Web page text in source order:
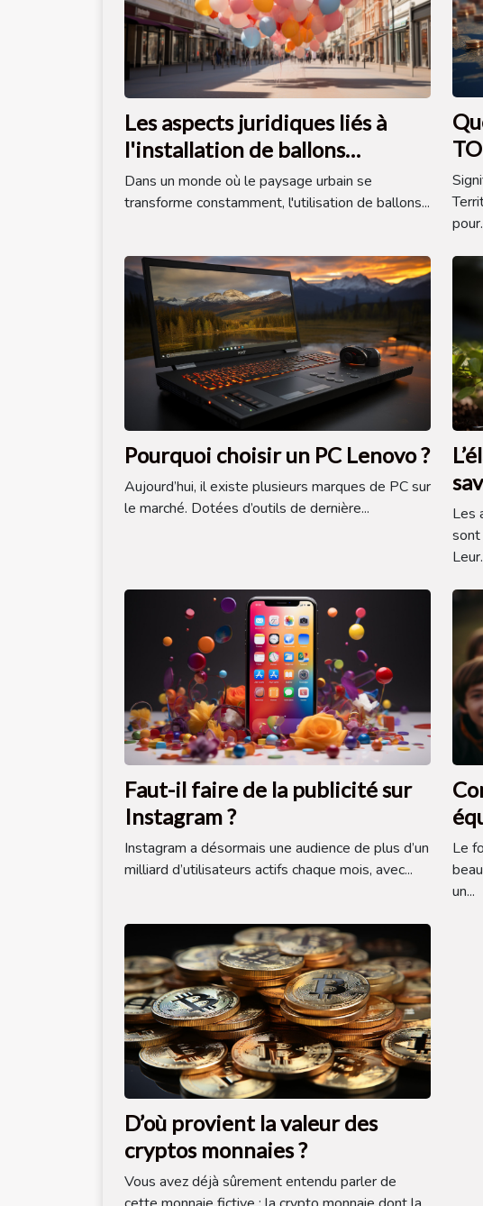
Les aspects juridiques liés à
l'installation de ballons
publicitaires dans l'espace
public
Dans un monde où le paysage urbain se
transforme constamment, l'utilisation de ballons...
Pourquoi choisir un PC Lenovo ?
Aujourd’hui, il existe plusieurs marques de PC sur
le marché. Dotées d’outils de dernière...
Les
sont
Faut-il faire de la publicité sur
Instagram ?
Instagram a désormais une audience de plus d’un
milliard d’utilisateurs actifs chaque mois, avec...
Le
un...
D’où provient la valeur des
cryptos monnaies ?
Vous avez déjà sûrement entendu parler de